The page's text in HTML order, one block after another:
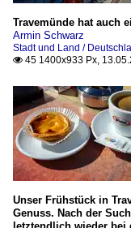
Travemünde hat auch
Armin Schwarz
Stadt und Land /
 45 1400x933 Px,
Unser Frühstück in
Genuss. Nach der